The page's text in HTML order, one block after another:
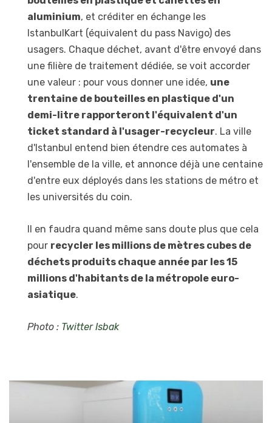
aluminium, et créditer en échange les
IstanbulKart (équivalent du pass Navigo) des
usagers. Chaque déchet, avant d'être envoyé dans
une filière de traitement dédiée, se voit accorder
une valeur : pour vous donner une idée, une
trentaine de bouteilles en plastique d'un
demi-litre rapporteront l'équivalent d'un
ticket standard à l'usager-recycleur. La ville
d'Istanbul entend bien étendre ces automates à
l'ensemble de la ville, et annonce déjà une centaine
d'entre eux déployés dans les stations de métro et
les universités du coin.
Il en faudra quand même sans doute plus que cela
pour recycler les millions de mètres cubes de
déchets produits chaque année par les 15
millions d'habitants de la métropole euro-
asiatique.
Photo : Twitter Isbak